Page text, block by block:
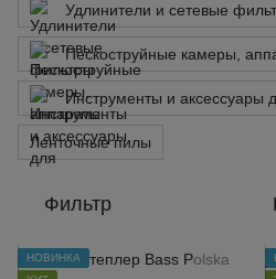
Удлинители и сетевые
Пескоструйные камеры,
Инструменты и аксессуары
Ленточные пилы
Фильтр
НОВИНКА